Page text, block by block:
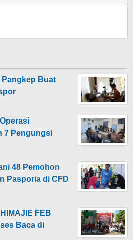
Pangkep Buat
7 Pengungsi
48 Pemohon
Pasporia di CFD
FEB
Baca di